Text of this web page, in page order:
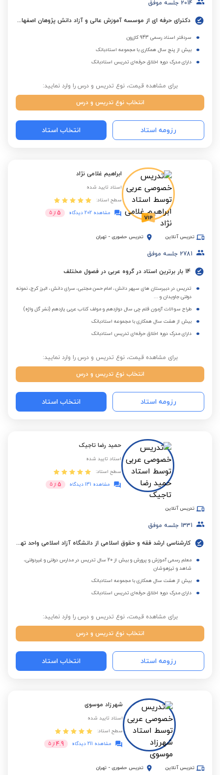
2014 جلسه موفق
دکترای حرفه ای از موسسه آموزش عالی و آزاد دانش پژوهان اصفهان و کارشناسی ارشد فقه و حقوق اسلامی از دانشگاه اردکان
سردفتر اسناد رسمی 943 کازرون
بیش از پنج سال همکاری با مجموعه استادبانک
دارای مدرک دوره اخلاق حرفه‌ای تدریس استادبانک
برای مشاهده قیمت، نوع تدریس و درس را وارد نمایید:
انتخاب نوع تدریس و درس
رزومه استاد انتخاب استاد
ابراهیم غلامی نژاد
استاد تایید شده
سطح استاد:
مشاهده 202 دیدگاه
5 از 5
تدریس آنلاین تدریس حضوری - تهران
2781 جلسه موفق
14 بار برترین استاد در گروه عربی در فصول مختلف
تدریس در دبیرستان های سپهر دانش، امام حسن مجتبی، سرای دانش، البرز کرج، نمونه
دولتی جاویدان و ...
طراح سوالات آزمون قلم چی سال دوازدهم و مولف کتاب عربی یازدهم (نشر گل واژه)
بیش از هشت سال همکاری با مجموعه استادبانک
دارای مدرک دوره اخلاق حرفه‌ای تدریس استادبانک
برای مشاهده قیمت، نوع تدریس و درس را وارد نمایید:
انتخاب نوع تدریس و درس
رزومه استاد انتخاب استاد
حمید رضا تاجیک
استاد تایید شده
سطح استاد:
مشاهده 131 دیدگاه
5 از 5
تدریس آنلاین
1331 جلسه موفق
کارشناسی ارشد فقه و حقوق اسلامی از دانشگاه آزاد اسلامی واحد تهران مرکزی
معلم رسمی آموزش و پرورش و بیش از 20 سال تدریس در مدارس دولتی و غیردولتی،
شاهد و تیزهوشان
بیش از هشت سال همکاری با مجموعه استادبانک
دارای مدرک دوره اخلاق حرفه‌ای تدریس استادبانک
برای مشاهده قیمت، نوع تدریس و درس را وارد نمایید:
انتخاب نوع تدریس و درس
رزومه استاد انتخاب استاد
شهرزاد موسوی
استاد تایید شده
سطح استاد:
مشاهده 211 دیدگاه
4.9 از 5
تدریس آنلاین تدریس حضوری - تهران